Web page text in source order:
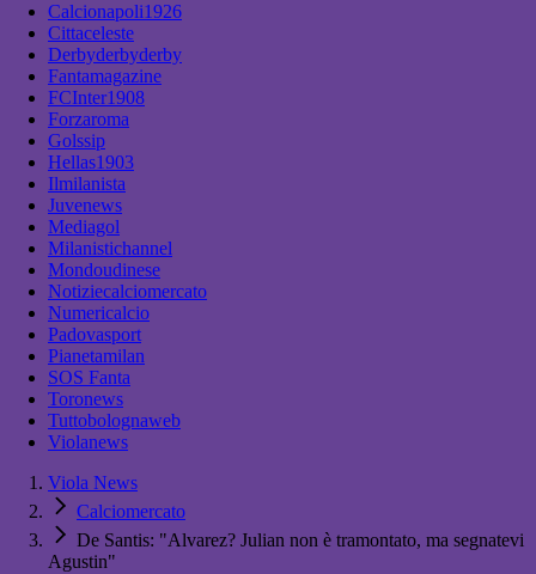
Calcionapoli1926
Cittaceleste
Derbyderbyderby
Fantamagazine
FCInter1908
Forzaroma
Golssip
Hellas1903
Ilmilanista
Juvenews
Mediagol
Milanistichannel
Mondoudinese
Notiziecalciomercato
Numericalcio
Padovasport
Pianetamilan
SOS Fanta
Toronews
Tuttobolognaweb
Violanews
Viola News
Calciomercato
De Santis: "Alvarez? Julian non è tramontato, ma segnatevi
Agustin"